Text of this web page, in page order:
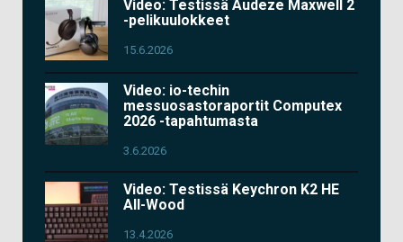
Video: Testissä Audeze Maxwell 2
-pelikuulokkeet
15.6.2026
Video: io-techin
messuosastoraportit Computex
2026 -tapahtumasta
3.6.2026
Video: Testissä Keychron K2 HE
All-Wood
13.4.2026